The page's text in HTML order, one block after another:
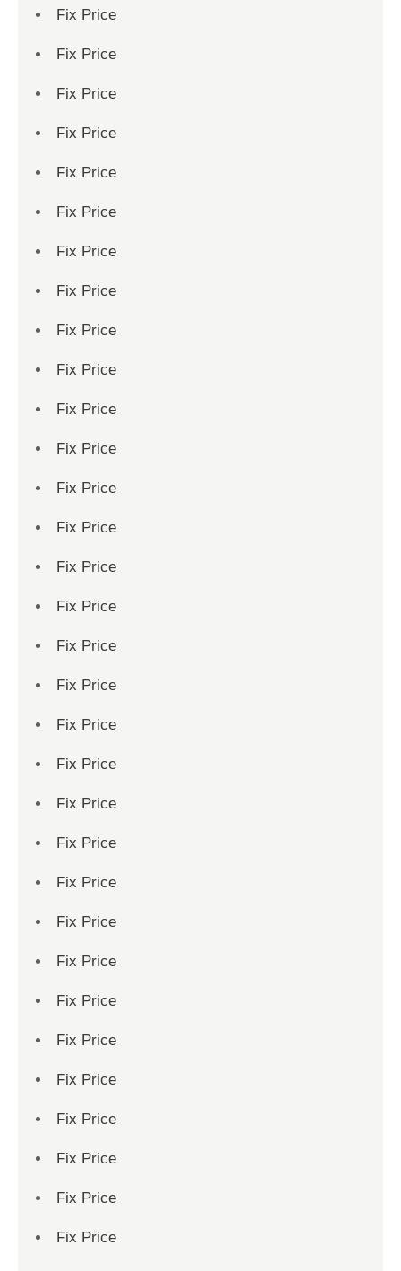
Fix Price
Fix Price
Fix Price
Fix Price
Fix Price
Fix Price
Fix Price
Fix Price
Fix Price
Fix Price
Fix Price
Fix Price
Fix Price
Fix Price
Fix Price
Fix Price
Fix Price
Fix Price
Fix Price
Fix Price
Fix Price
Fix Price
Fix Price
Fix Price
Fix Price
Fix Price
Fix Price
Fix Price
Fix Price
Fix Price
Fix Price
Fix Price